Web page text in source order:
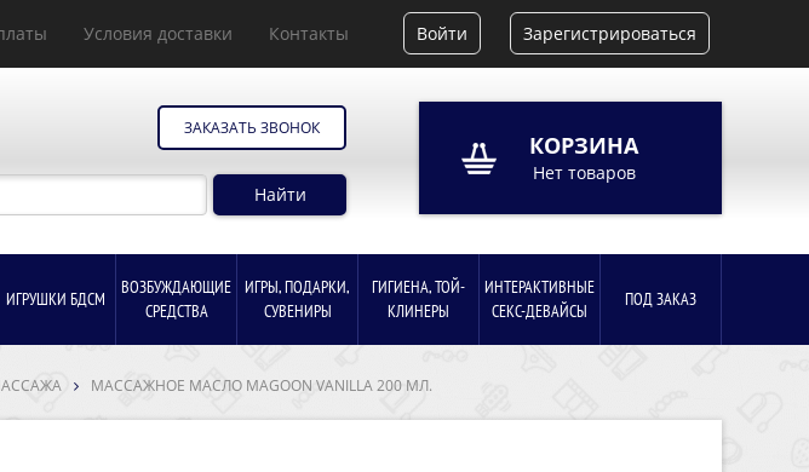
Условия доставки Контакты Войти Зарегистрироваться
ЗАКАЗАТЬ ЗВОНОК
Найти
КОРЗИНА
Нет товаров
ИГРУШКИ БДСМ
ВОЗБУЖДАЮЩИЕ
СРЕДСТВА
ИГРЫ, ПОДАРКИ,
СУВЕНИРЫ
ГИГИЕНА, ТОЙ-
КЛИНЕРЫ
ИНТЕРАКТИВНЫЕ
СЕКС-ДЕВАЙСЫ
ПОД ЗАКАЗ
МАССАЖНОЕ МАСЛО MAGOON VANILLA 200 МЛ.